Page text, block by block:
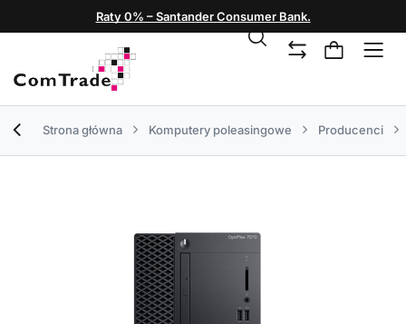
Raty 0% – Santander Consumer Bank.
Strona główna Komputery poleasingowe Producenci